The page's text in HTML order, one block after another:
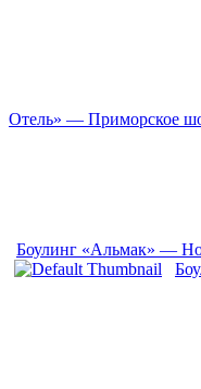
Отель» — Приморское
Боулинг «Альмак» —